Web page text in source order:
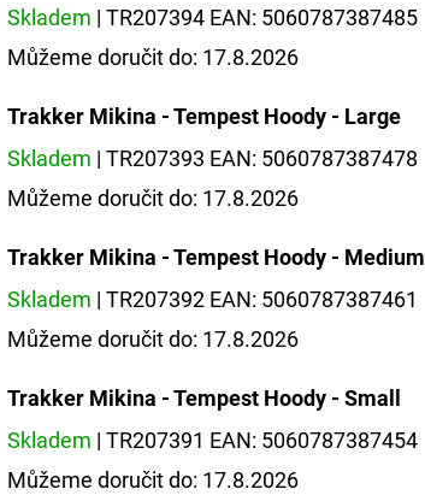
Skladem | TR207394 EAN: 5060787387485
Můžeme doručit do: 17.8.2026
Trakker Mikina - Tempest Hoody - Large
Skladem | TR207393 EAN: 5060787387478
Můžeme doručit do: 17.8.2026
Trakker Mikina - Tempest Hoody - Medium
Skladem | TR207392 EAN: 5060787387461
Můžeme doručit do: 17.8.2026
Trakker Mikina - Tempest Hoody - Small
Skladem | TR207391 EAN: 5060787387454
Můžeme doručit do: 17.8.2026